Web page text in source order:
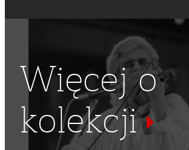
Więcej o
kolekcji